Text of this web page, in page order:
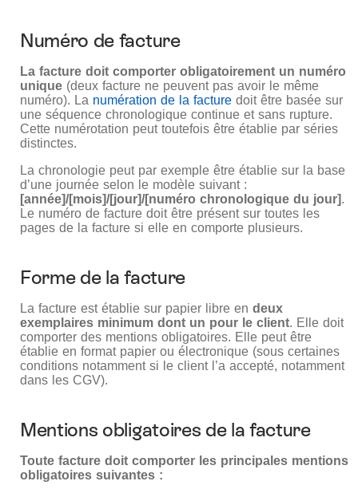
Numéro de facture
La facture doit comporter obligatoirement un numéro
unique (deux facture ne peuvent pas avoir le même
numéro). La numération de la facture doit être basée sur
une séquence chronologique continue et sans rupture.
Cette numérotation peut toutefois être établie par séries
distinctes.
La chronologie peut par exemple être établie sur la base
d’une journée selon le modèle suivant :
[année]/[mois]/[jour]/[numéro chronologique du jour].
Le numéro de facture doit être présent sur toutes les
pages de la facture si elle en comporte plusieurs.
Forme de la facture
La facture est établie sur papier libre en deux
exemplaires minimum dont un pour le client. Elle doit
comporter des mentions obligatoires. Elle peut être
établie en format papier ou électronique (sous certaines
conditions notamment si le client l’a accepté, notamment
dans les CGV).
Mentions obligatoires de la facture
Toute facture doit comporter les principales mentions
obligatoires suivantes :